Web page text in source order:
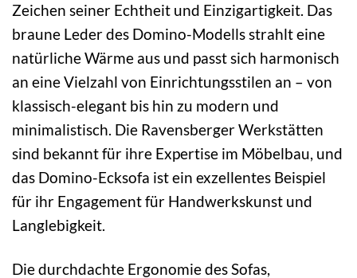
Zeichen seiner Echtheit und Einzigartigkeit. Das
braune Leder des Domino-Modells strahlt eine
natürliche Wärme aus und passt sich harmonisch
an eine Vielzahl von Einrichtungsstilen an – von
klassisch-elegant bis hin zu modern und
minimalistisch. Die Ravensberger Werkstätten
sind bekannt für ihre Expertise im Möbelbau, und
das Domino-Ecksofa ist ein exzellentes Beispiel
für ihr Engagement für Handwerkskunst und
Langlebigkeit.
Die durchdachte Ergonomie des Sofas,